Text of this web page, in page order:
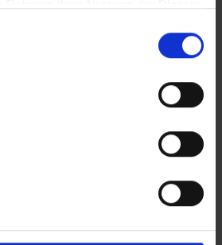
Nachhaltige Geldanlage: Rendite mit gutem Gewissen?